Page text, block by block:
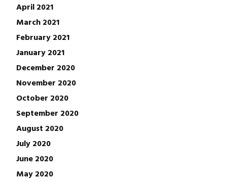
April 2021
March 2021
February 2021
January 2021
December 2020
November 2020
October 2020
September 2020
August 2020
July 2020
June 2020
May 2020